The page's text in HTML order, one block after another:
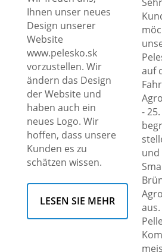
Ihnen unser neues
Design unserer
Website
www.pelesko.sk
vorzustellen. Wir
ändern das Design
der Website und
haben auch ein
neues Logo. Wir
hoffen, dass unsere
Kunden es zu
schätzen wissen.
LESEN SIE MEHR
auf
-
und